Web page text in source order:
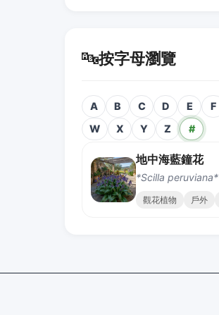
🔤按字母瀏覽
A B C D E F
W
X Y Z #
地中海藍鐘花
*Scilla peruviana*
觀花植物 戶外